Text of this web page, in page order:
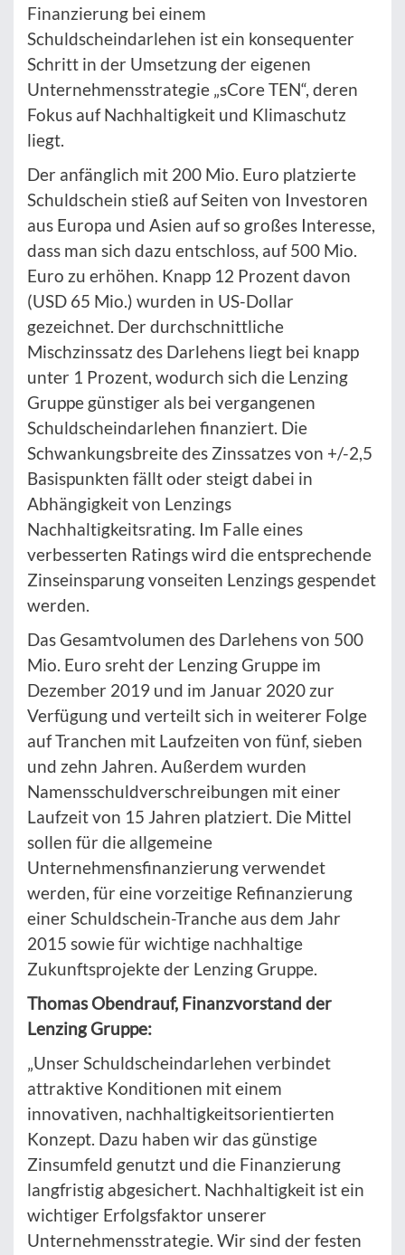
Finanzierung bei einem
Schuldscheindarlehen ist ein konsequenter
Schritt in der Umsetzung der eigenen
Unternehmensstrategie „sCore TEN“, deren
Fokus auf Nachhaltigkeit und Klimaschutz
liegt.
Der anfänglich mit 200 Mio. Euro platzierte
Schuldschein stieß auf Seiten von Investoren
aus Europa und Asien auf so großes Interesse,
dass man sich dazu entschloss, auf 500 Mio.
Euro zu erhöhen. Knapp 12 Prozent davon
(USD 65 Mio.) wurden in US-Dollar
gezeichnet. Der durchschnittliche
Mischzinssatz des Darlehens liegt bei knapp
unter 1 Prozent, wodurch sich die Lenzing
Gruppe günstiger als bei vergangenen
Schuldscheindarlehen finanziert. Die
Schwankungsbreite des Zinssatzes von +/-2,5
Basispunkten fällt oder steigt dabei in
Abhängigkeit von Lenzings
Nachhaltigkeitsrating. Im Falle eines
verbesserten Ratings wird die entsprechende
Zinseinsparung vonseiten Lenzings gespendet
werden.
Das Gesamtvolumen des Darlehens von 500
Mio. Euro sreht der Lenzing Gruppe im
Dezember 2019 und im Januar 2020 zur
Verfügung und verteilt sich in weiterer Folge
auf Tranchen mit Laufzeiten von fünf, sieben
und zehn Jahren. Außerdem wurden
Namensschuldverschreibungen mit einer
Laufzeit von 15 Jahren platziert. Die Mittel
sollen für die allgemeine
Unternehmensfinanzierung verwendet
werden, für eine vorzeitige Refinanzierung
einer Schuldschein-Tranche aus dem Jahr
2015 sowie für wichtige nachhaltige
Zukunftsprojekte der Lenzing Gruppe.
Thomas Obendrauf, Finanzvorstand der
Lenzing Gruppe:
„Unser Schuldscheindarlehen verbindet
attraktive Konditionen mit einem
innovativen, nachhaltigkeitsorientierten
Konzept. Dazu haben wir das günstige
Zinsumfeld genutzt und die Finanzierung
langfristig abgesichert. Nachhaltigkeit ist ein
wichtiger Erfolgsfaktor unserer
Unternehmensstrategie. Wir sind der festen